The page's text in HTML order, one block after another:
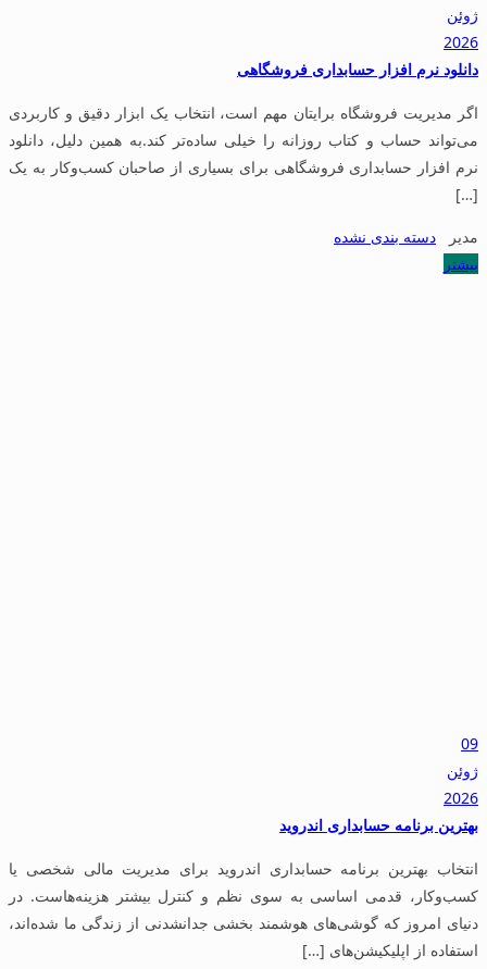
ژوئن
2026
دانلود نرم افزار حسابداری فروشگاهی
اگر مدیریت فروشگاه برایتان مهم است، انتخاب یک ابزار دقیق و کاربردی
می‌تواند حساب و کتاب روزانه را خیلی ساده‌تر کند.به همین دلیل، دانلود
نرم افزار حسابداری فروشگاهی برای بسیاری از صاحبان کسب‌وکار به یک
[…]
مدیر
دسته بندی نشده
بیشتر
09
ژوئن
2026
بهترین برنامه حسابداری اندروید
انتخاب بهترین برنامه حسابداری اندروید برای مدیریت مالی شخصی یا
کسب‌وکار، قدمی اساسی به سوی نظم و کنترل بیشتر هزینه‌هاست. در
دنیای امروز که گوشی‌های هوشمند بخشی جدانشدنی از زندگی ما شده‌اند،
استفاده از اپلیکیشن‌های […]